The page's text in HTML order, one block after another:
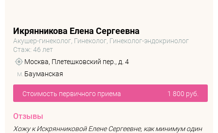
Икрянникова Елена Сергеевна
Акушер-гинеколог, Гинеколог, Гинеколог-эндокринолог
Стаж: 46 лет
Москва, Плетешковский пер., д. 4
м. Бауманская
Стоимость первичного приема 1 800 руб.
Отзывы
Хожу к Искрянниковой Елене Сергеевне, как минимум один